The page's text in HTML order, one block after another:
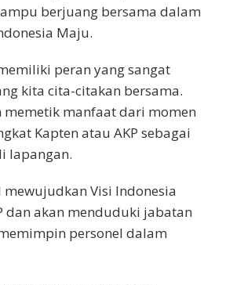
berjuang bersama dalam
Maju.
peran yang sangat
kita cita-citakan bersama.
memetik manfaat dari momen
Kapten atau AKP sebagai
lapangan.
Visi Indonesia
dan akan menduduki jabatan
personel dalam